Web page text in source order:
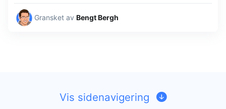
Gransket av Bengt Bergh
Vis sidenavigering